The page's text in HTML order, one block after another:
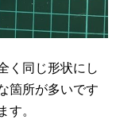
く同じ形状にし
箇所が多いです
す。